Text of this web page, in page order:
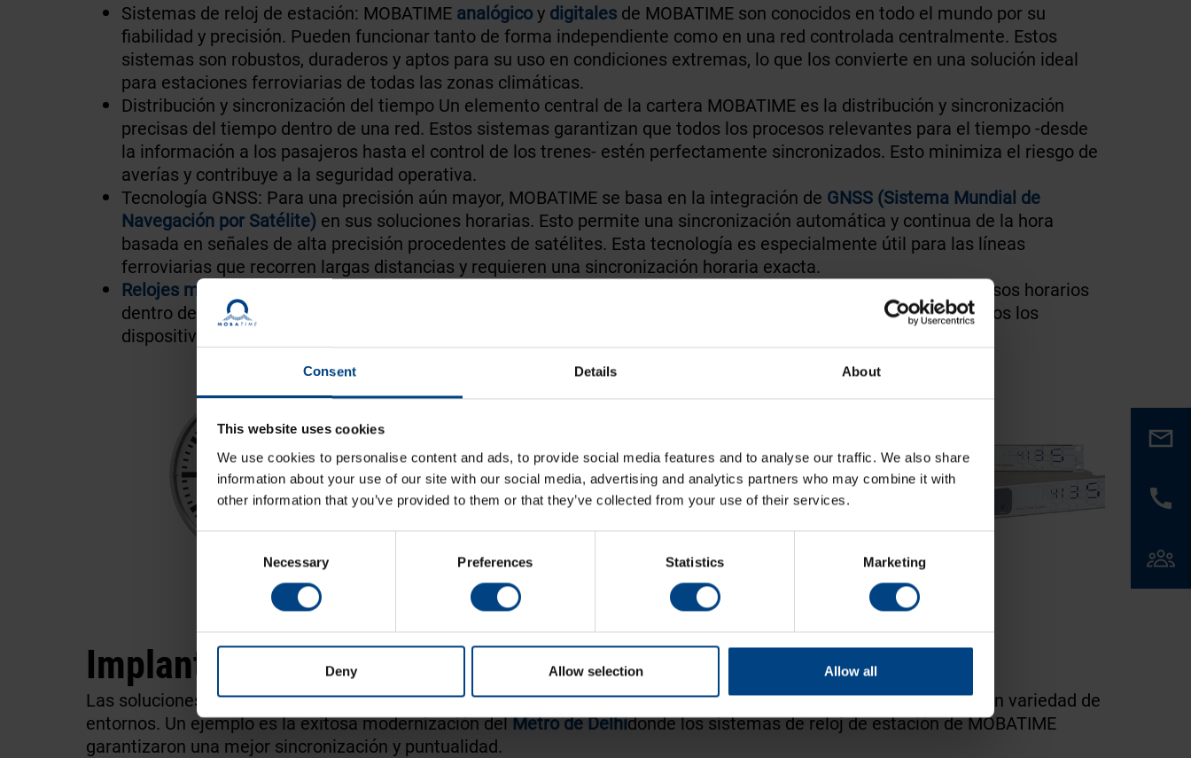
Consent Details About
This website uses cookies
We use cookies to personalise content and ads, to provide social media features and to analyse our traffic. We also share
information about your use of our site with our social media, advertising and analytics partners who may combine it with
other information that you’ve provided to them or that they’ve collected from your use of their services.
Necessary Preferences Statistics Marketing
Deny Allow selection Allow all
Sistemas de reloj de estación: MOBATIME analógicoy digitales de MOBATIME son conocidos en todo el mundo por su
fiabilidad y precisión. Pueden funcionar tanto de forma independiente como en una red controlada centralmente. Estos
sistemas son robustos, duraderos y aptos para su uso en condiciones extremas, lo que los convierte en una solución ideal
para estaciones ferroviarias de todas las zonas climáticas.
Distribución y sincronización del tiempo Un elemento central de la cartera MOBATIME es la distribución y sincronización
precisas del tiempo dentro de una red. Estos sistemas garantizan que todos los procesos relevantes para el tiempo -desde
la información a los pasajeros hasta el control de los trenes- estén perfectamente sincronizados. Esto minimiza el riesgo de
averías y contribuye a la seguridad operativa.
Tecnología GNSS: Para una precisión aún mayor, MOBATIME se basa en la integración de GNSS (Sistema Mundial de
Navegación por Satélite) en sus soluciones horarias. Esto permite una sincronización automática y continua de la hora
basada en señales de alta precisión procedentes de satélites. Esta tecnología es especialmente útil para las líneas
ferroviarias que recorren largas distancias y requieren una sincronización horaria exacta.
Relojes maestros
: Los relojes maestros de MOBATIME proporcionan un control centralizado de todos los procesos horarios
dentro de un sistema ferroviario. Están diseñados para su integración en redes complejas y garantizan que todos los
dispositivos y sistemas conectados estén siempre sincronizados.
Implantaciones con éxito en todo el mundo
Las soluciones de MOBATIME se utilizan en numerosos países y proyectos y han demostrado su eficacia en una gran variedad de
entornos. Un ejemplo es la exitosa modernización delMetro de Delhidonde los sistemas de reloj de estación de MOBATIME
garantizaron una mejor sincronización y puntualidad.